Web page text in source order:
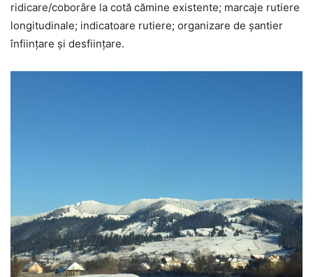
ridicare/coborâre la cotă cămine existente; marcaje rutiere
longitudinale; indicatoare rutiere; organizare de șantier
înființare și desființare.